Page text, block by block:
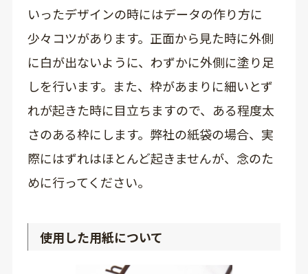
いったデザインの時にはデータの作り方に
少々コツがあります。正面から見た時に外側
に白が出ないように、わずかに外側に塗り足
しを行います。また、枠があまりに細いとず
れが起きた時に目立ちますので、ある程度太
さのある枠にします。弊社の紙袋の場合、実
際にはずれはほとんど起きませんが、念のた
めに行ってください。
使用した用紙について